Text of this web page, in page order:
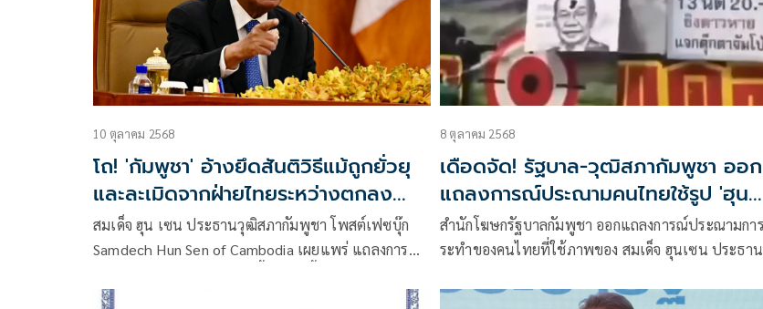
10 ตุลาคม 2568
โถ! 'กัมพูชา' อ้างยึดสันติวิธีแม้ถูกยั่วยุ
และละเมิดจากฝ่ายไทยระหว่างตกลง
หยุดยิง
สมเด็จ ฮุน เซน ประธานวุฒิสภากัมพูชา โพสต์เฟซบุ๊ก
Samdech Hun Sen of Cambodia เผยแพร่ แถลงการณ์
8 ตุลาคม 2568
เดือดจัด! รัฐบาล-วุฒิสภากัมพูชา ออก
แถลงการณ์ประณามคนไทยใช้รูป 'ฮุน
เซน' เป็นเป้ายิง
สำนักโฆษกรัฐบาลกัมพูชา ออกแถลงการณ์ประณามการก
ระทำของคนไทยที่ใช้ภาพของ สมเด็จ ฮุนเซน ประธาน
ถ้อยคำที่ไม่เหมาะสมในที่สาธารณะ